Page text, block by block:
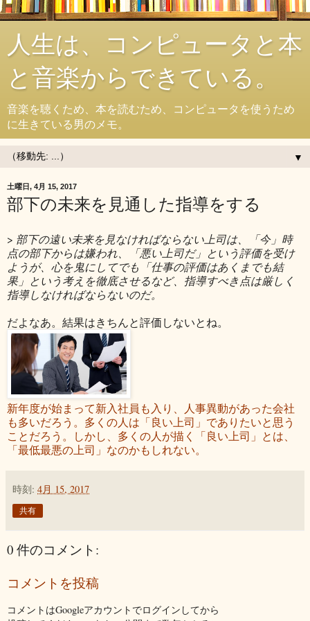
人生は、コンピュータと本
と音楽からできている。
音楽を聴くため、本を読むため、コンピュータを使うため
に生きている男のメモ。
▼
土曜日, 4月 15, 2017
部下の未来を見通した指導をする
> 部下の遠い未来を見なければならない上司は、「今」時
点の部下からは嫌われ、「悪い上司だ」という評価を受け
ようが、心を鬼にしてでも「仕事の評価はあくまでも結
果」という考えを徹底させるなど、指導すべき点は厳しく
指導しなければならないのだ。
だよなあ。結果はきちんと評価しないとね。
新年度が始まって新入社員も入り、人事異動があった会社
も多いだろう。多くの人は「良い上司」でありたいと思う
ことだろう。しかし、多くの人が描く「良い上司」とは、
「最低最悪の上司」なのかもしれない。
時刻: 4月 15, 2017
共有
0 件のコメント:
コメントを投稿
コメントはGoogleアカウントでログインしてから